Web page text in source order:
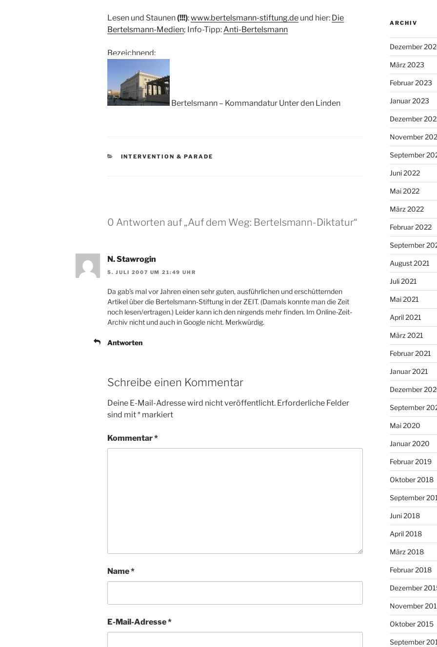
Lesen und Staunen(!!!):www.bertelsmann-stiftung.de und hier: Die
Bertelsmann-Medien; Info-Tipp:Anti-Bertelsmann
Bezeichnend:
Bertelsmann – Kommandatur Unter den Linden
KATEGORIEN
INTERVENTION & PARADE
0 Antworten auf „Auf dem Weg: Bertelsmann-Diktatur“
N. Stawrogin
5. JULI 2007 UM 21:49 UHR
Da gab’s mal vor Jahren einen sehr guten, ausführlichen und erschütternden
Artikel über die Bertelsmann-Stiftung in der ZEIT. (Damals konnte man die Zeit
noch lesen/ertragen.) Leider kann ich den nirgends mehr finden. Im Online-Zeit-
Archiv nicht und auch in Google nicht. Merkwürdig.
Antworten
Schreibe einen Kommentar
Deine E-Mail-Adresse wird nicht veröffentlicht. Erforderliche Felder
sind mit* markiert
Kommentar*
Name*
E-Mail-Adresse*
ARCHIV
Dezember
März 2023
Februar 2023
Januar 2023
Dezember
November
September
Juni 2022
Mai 2022
März 2022
Februar 2022
September
August 2021
Juli 2021
Mai 2021
April 2021
März 2021
Februar 2021
Januar 2021
Dezember
September
Mai 2020
Januar 2020
Februar 2019
Oktober 2018
September
Juni 2018
April 2018
März 2018
Februar 2018
Dezember
November
Oktober 2015
September